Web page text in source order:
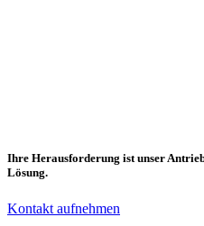
Uwe Schaaf